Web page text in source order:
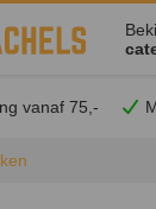
vanaf 75,-